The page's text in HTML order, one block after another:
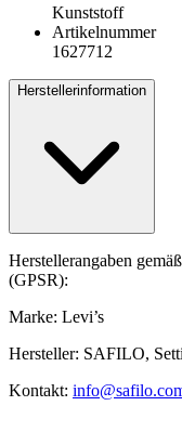
Kunststoff
Artikelnummer
1627712
Herstellerinformation
Herstellerangaben
(GPSR):
Marke: Levi’s
Hersteller: SAFILO,
Kontakt: